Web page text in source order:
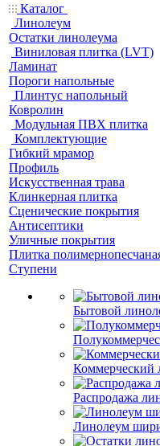
Каталог
Линолеум
Остатки линолеума
Виниловая плитка (LVT)
Ламинат
Пороги напольные
Плинтус напольный
Ковролин
Модульная ПВХ плитка
Комплектующие
Гибкий мрамор
Профиль
Искусственная трава
Клинкерная плитка
Сценические покрытия
Антисептики
Уличные покрытия
Плитка
Ступени
Бытовой
Распродажа
Линолеум